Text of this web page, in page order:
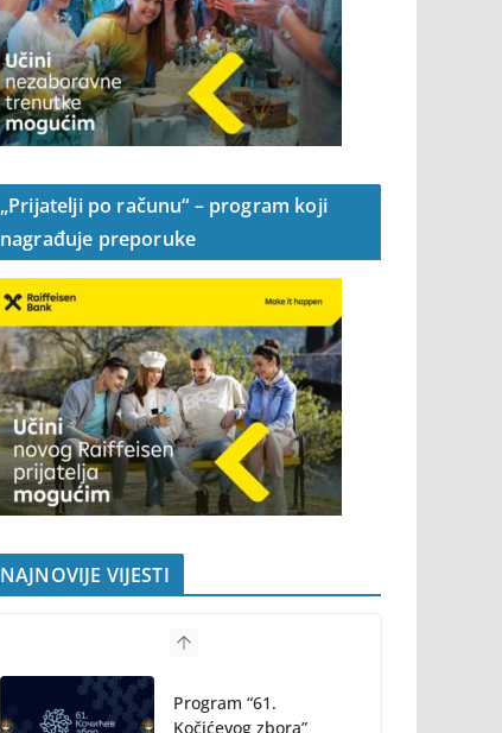
„Prijatelji po računu“ – program koji
nagrađuje preporuke
NAJNOVIJE VIJESTI
Program “61.
Kočićevog zbora”